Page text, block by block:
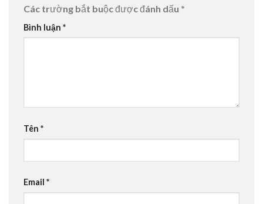
Các trường bắt buộc được đánh dấu *
Bình luận *
Tên *
Email *